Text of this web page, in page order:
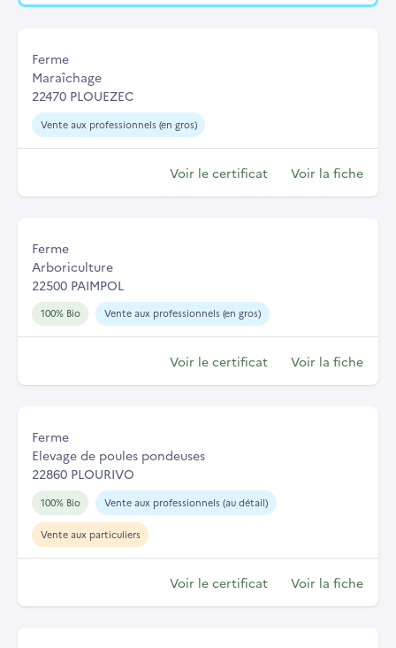
Ferme
Maraîchage
22470 PLOUEZEC
Vente aux professionnels (en gros)
Voir le certificat Voir la fiche
Ferme
Arboriculture
22500 PAIMPOL
100% Bio Vente aux professionnels (en gros)
Voir le certificat Voir la fiche
Ferme
Elevage de poules pondeuses
22860 PLOURIVO
100% Bio Vente aux professionnels (au détail)
Vente aux particuliers
Voir le certificat Voir la fiche